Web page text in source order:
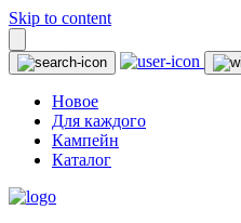
Skip to content
Новое
Для каждого
Кампейн
Каталог